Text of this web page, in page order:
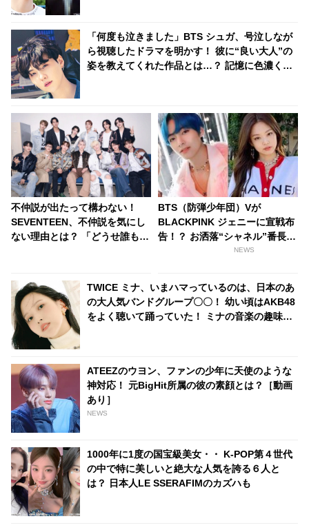
「何度も泣きました」BTS シュガ、号泣しなが
ら視聴したドラマを明かす！ 彼に“良い大人”の
姿を教えてくれた作品とは…？ 記憶に色濃く残
不仲説が出たって構わない！
SEVENTEEN、不仲説を気にし
ない理由とは？ 「どうせ誰も信
BTS（防弾少年団）Vが
BLACKPINK ジェニーに宣戦布
告！？ お洒落“シャネル”番長は
NEWS
TWICE ミナ、いまハマっているのは、日本のあ
の大人気バンドグループ〇〇！ 幼い頃はAKB48
をよく聴いて踊っていた！ ミナの音楽の趣味が
ATEEZのウヨン、ファンの少年に天使のような
神対応！ 元BigHit所属の彼の素顔とは？［動画
あり］
NEWS
1000年に1度の国宝級美女・・ K-POP第４世代
の中で特に美しいと絶大な人気を誇る６人と
は？ 日本人LE SSERAFIMのカズハも